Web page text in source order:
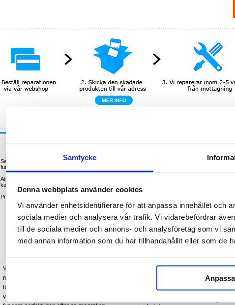
Samtycke
Denna webbplats använder cookies
Vi använder enhetsidentifierare för att anpassa innehållet och
sociala medier och analysera vår trafik. Vi vidarebefordrar
till de sociala medier och annons- och analysföretag som vi
med annan information som du har tillhandahållit eller som de
Anpassa
Ser din Samsung Galaxy A14 5Gut som på bilden? Om pekskärmen inte svarar eller är skadad
fungerar alls så behöver enhetens LCD- och pekskärm repareras.
Att ha en enhet med krossat glas eller en LCD som inte fungerar är riktigt irriterande, och därför
kostnad.
Priset för denna reparation innebär reparation +